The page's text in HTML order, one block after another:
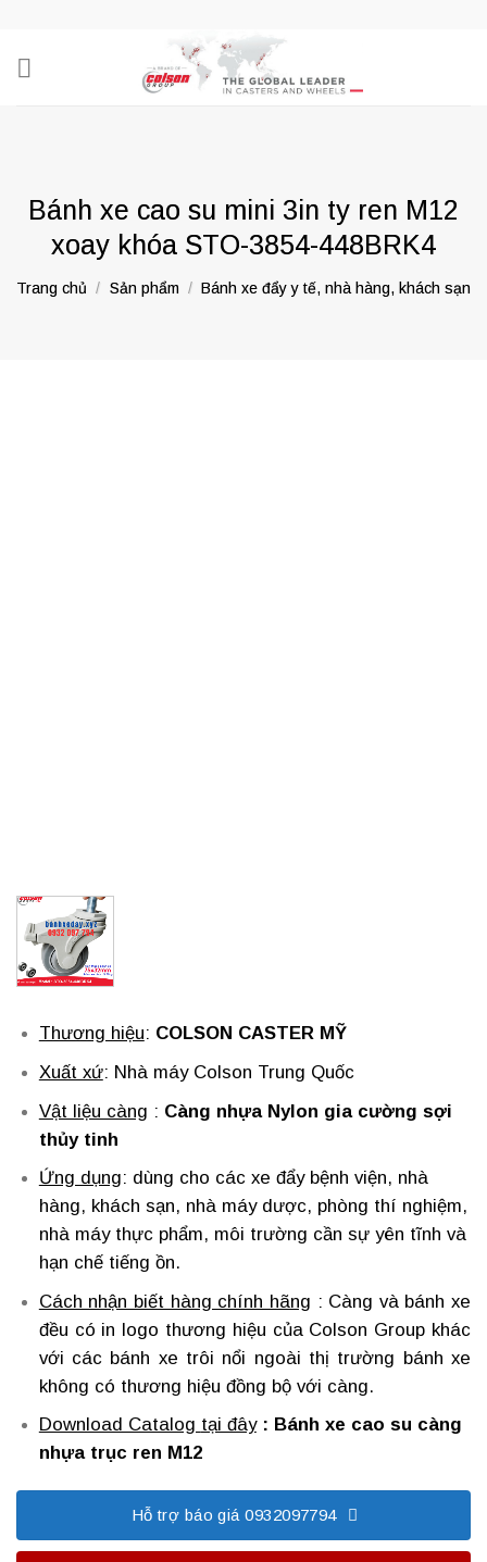
content
Bánh xe cao su mini 3in ty ren M12
xoay khóa STO-3854-448BRK4
Trang chủ / Sản phẩm / Bánh xe đẩy y tế, nhà hàng, khách sạn
Thương hiệu: COLSON CASTER MỸ
Xuất xứ: Nhà máy Colson Trung Quốc
Vật liệu càng : Càng nhựa Nylon gia cường sợi
thủy tinh
Ứng dụng: dùng cho các xe đẩy bệnh viện, nhà
hàng, khách sạn, nhà máy dược, phòng thí nghiệm,
nhà máy thực phẩm, môi trường cần sự yên tĩnh và
hạn chế tiếng ồn.
Cách nhận biết hàng chính hãng : Càng và bánh xe
đều có in logo thương hiệu của Colson Group khác
với các bánh xe trôi nổi ngoài thị trường bánh xe
không có thương hiệu đồng bộ với càng.
Download Catalog tại đây: Bánh xe cao su càng
nhựa trục ren M12
Hỗ trợ báo giá 0932097794